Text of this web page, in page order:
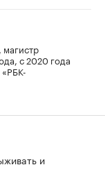
магистр
с 2020 года
и